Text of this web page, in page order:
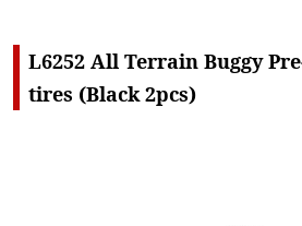
L6252 All Terrain Buggy
tires (Black 2pcs)